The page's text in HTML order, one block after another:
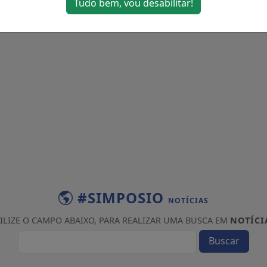
#SIMPOSIO NOTÍCIAS
O CAMPO ABAIXO, PARA REALIZAR UMA BUSCA EM
Buscar
Tudo bem, vou desabilitar!